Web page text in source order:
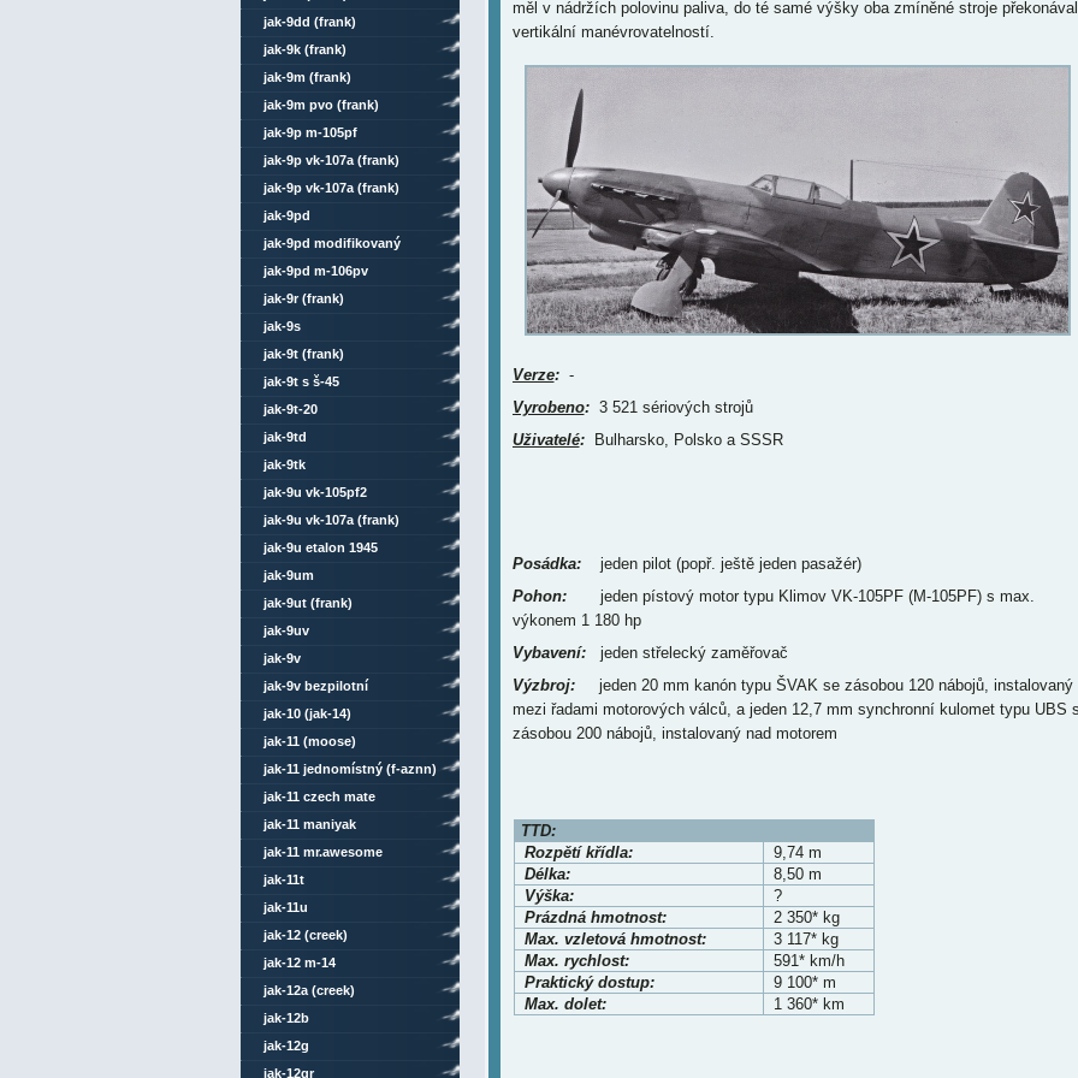
měl v nádržích polovinu paliva, do té samé výšky oba zmíněné stroje
vertikální manévrovatelností.
Verze:-
Vyrobeno:3 521 sériových strojů
Uživatelé:Bulharsko, Polsko a SSSR
Posádka:jeden pilot (popř. ještě jeden pasažér)
Pohon:jeden pístový motor typu Klimov VK-105PF (M-105PF) s max.
výkonem 1 180 hp
Vybavení:jeden střelecký zaměřovač
Výzbroj:jeden 20 mm kanón typu ŠVAK se zásobou 120 nábojů, instalovaný
mezi řadami motorových válců, a jeden 12,7 mm synchronní kulomet typu UBS
zásobou 200 nábojů, instalovaný nad motorem
TTD:
Rozpětí křídla:
9,74 m
Délka:
8,50 m
Výška:
?
Prázdná hmotnost:
2 350* kg
Max. vzletová hmotnost:
3 117* kg
Max. rychlost:
591* km/h
Praktický dostup:
9 100* m
Max. dolet:
1 360* km
jak-9dd (frank)
jak-9k (frank)
jak-9m (frank)
jak-9m pvo (frank)
jak-9p m-105pf
jak-9p vk-107a (frank)
jak-9p vk-107a (frank)
celokovový
jak-9pd
jak-9pd modifikovaný
jak-9pd m-106pv
jak-9r (frank)
jak-9s
jak-9t (frank)
jak-9t s š-45
jak-9t-20
jak-9td
jak-9tk
jak-9u vk-105pf2
jak-9u vk-107a (frank)
jak-9u etalon 1945
jak-9um
jak-9ut (frank)
jak-9uv
jak-9v
jak-9v bezpilotní
jak-10 (jak-14)
jak-11 (moose)
jak-11 jednomístný (f-aznn)
jak-11 czech mate
jak-11 maniyak
jak-11 mr.awesome
jak-11t
jak-11u
jak-12 (creek)
jak-12 m-14
jak-12a (creek)
jak-12b
jak-12g
jak-12gr